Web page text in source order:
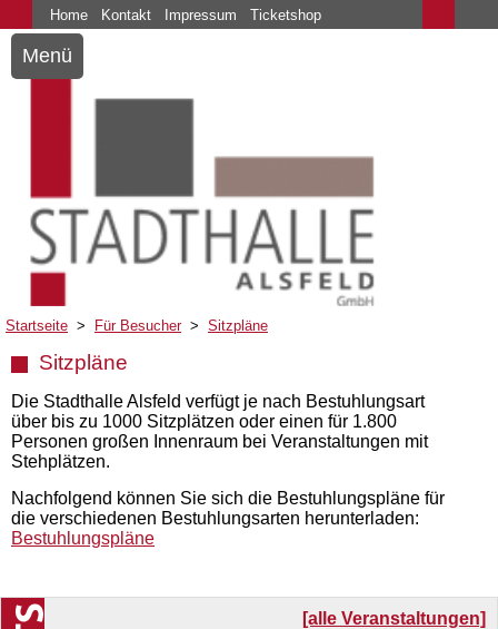
Home Kontakt Impressum Ticketshop
Startseite > Für Besucher> Sitzpläne
Sitzpläne
Die Stadthalle Alsfeld verfügt je nach Bestuhlungsart
über bis zu 1000 Sitzplätzen oder einen für 1.800
Personen großen Innenraum bei Veranstaltungen mit
Stehplätzen.
Nachfolgend können Sie sich die Bestuhlungspläne für
die verschiedenen Bestuhlungsarten herunterladen:
Bestuhlungspläne
[alle Veranstaltungen]
Menü